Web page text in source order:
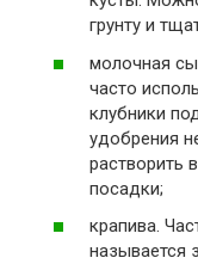
грунту и
молочная
часто
клубники
удобрения
растворить
посадки;
крапива.
называется